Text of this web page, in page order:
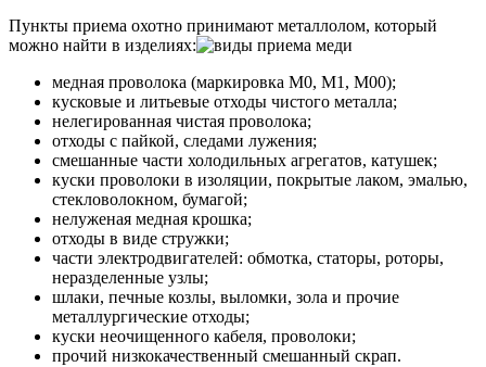
Пункты приема охотно принимают металлолом, который
можно найти в изделиях:
медная проволока (маркировка М0, М1, М00);
кусковые и литьевые отходы чистого металла;
нелегированная чистая проволока;
отходы с пайкой, следами лужения;
смешанные части холодильных агрегатов, катушек;
куски проволоки в изоляции, покрытые лаком, эмалью,
стекловолокном, бумагой;
нелуженая медная крошка;
отходы в виде стружки;
части электродвигателей: обмотка, статоры, роторы,
неразделенные узлы;
шлаки, печные козлы, выломки, зола и прочие
металлургические отходы;
куски неочищенного кабеля, проволоки;
прочий низкокачественный смешанный скрап.